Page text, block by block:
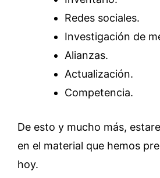
Redes sociales.
Investigación de
Alianzas.
Actualización.
Competencia.
De esto y mucho más,
en el material que hemos
hoy.